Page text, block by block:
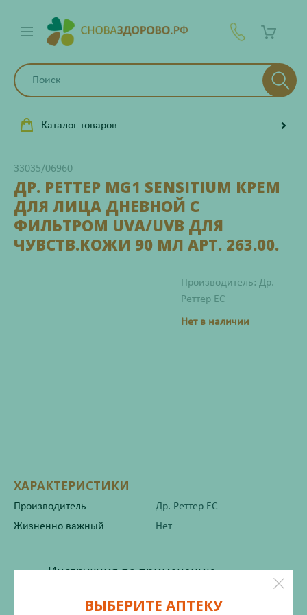
Каталог товаров
33035/06960
ДР. РЕТТЕР MG1 SENSITIUM КРЕМ
ДЛЯ ЛИЦА ДНЕВНОЙ С
ФИЛЬТРОМ UVA/UVB ДЛЯ
ЧУВСТВ.КОЖИ 90 МЛ АРТ. 263.00.
Производитель: Др.
Реттер ЕС
Нет в наличии
ХАРАКТЕРИСТИКИ
Производитель
Др. Реттер ЕС
Жизненно важный
Нет
Инструкция по применению
ВЫБЕРИТЕ АПТЕКУ